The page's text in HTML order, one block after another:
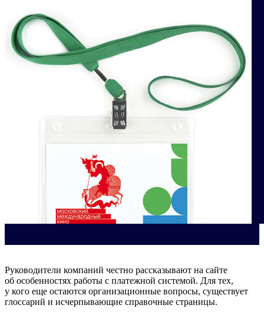
Руководители компаний честно рассказывают на сайте
об особенностях работы с платежной системой. Для тех,
у кого еще остаются организационные вопросы, существует
глоссарий и исчерпывающие справочные страницы.